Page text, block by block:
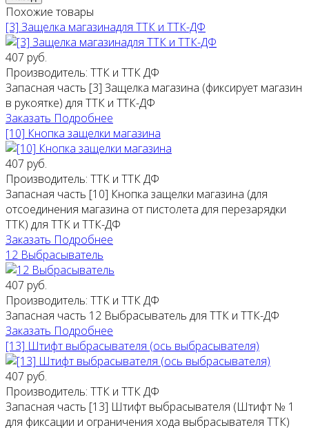
Похожие товары
[3] Защелка магазинадля ТТК и ТТК-ДФ
407 руб.
Производитель: ТТК и ТТК ДФ
Запасная часть [3] Защелка магазина (фиксирует магазин
в рукоятке) для ТТК и ТТК-ДФ
Заказать Подробнее
[10] Кнопка защелки магазина
407 руб.
Производитель: ТТК и ТТК ДФ
Запасная часть [10] Кнопка защелки магазина (для
отсоединения магазина от пистолета для перезарядки
ТТК) для ТТК и ТТК-ДФ
Заказать Подробнее
12 Выбрасыватель
407 руб.
Производитель: ТТК и ТТК ДФ
Запасная часть 12 Выбрасыватель для ТТК и ТТК-ДФ
Заказать Подробнее
[13] Штифт выбрасывателя (ось выбрасывателя)
407 руб.
Производитель: ТТК и ТТК ДФ
Запасная часть [13] Штифт выбрасывателя (Штифт № 1
для фиксации и ограничения хода выбрасывателя ТТК)